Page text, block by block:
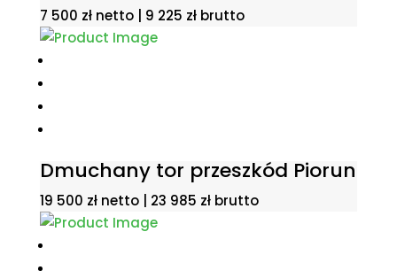
7 500 zł netto | 9 225 złbrutto
Dmuchany tor przeszkód Piorun
19 500 zł netto | 23 985 złbrutto